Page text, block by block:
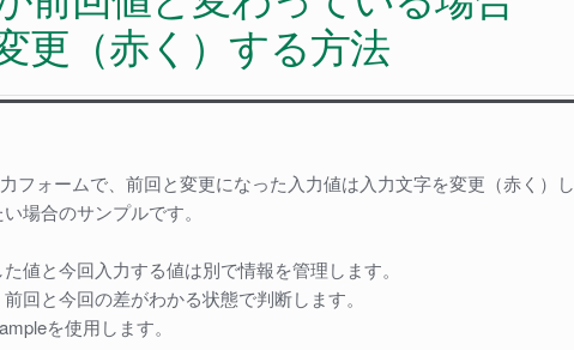
更（赤く）する方法
フォームで、前回と変更になった入力値は入力文字を変更（赤く）し
場合のサンプルです。
値と今回入力する値は別で情報を管理します。
回と今回の差がわかる状態で判断します。
を使用します。